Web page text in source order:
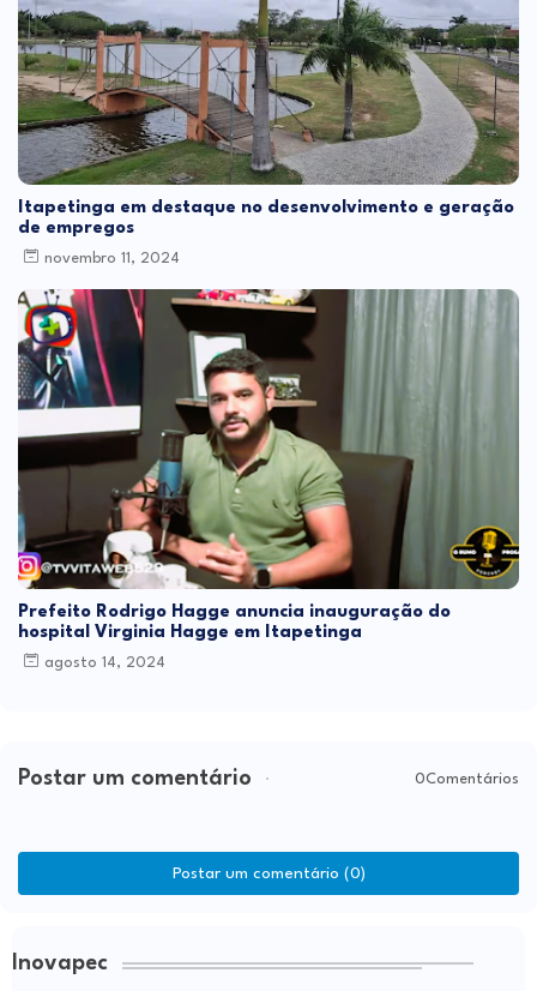
Itapetinga em destaque no desenvolvimento e geração
de empregos
novembro 11, 2024
Prefeito Rodrigo Hagge anuncia inauguração do
hospital Virginia Hagge em Itapetinga
agosto 14, 2024
Postar um comentário 0Comentários
Postar um comentário (0)
Inovapec